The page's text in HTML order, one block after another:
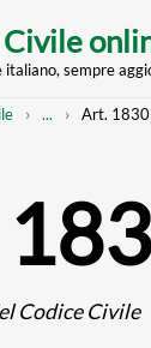
italiano, sempre
Mostra
... Art. 1830
Codice Civile